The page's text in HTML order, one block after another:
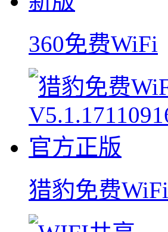
360免费WiFi
猎豹免费WiFi